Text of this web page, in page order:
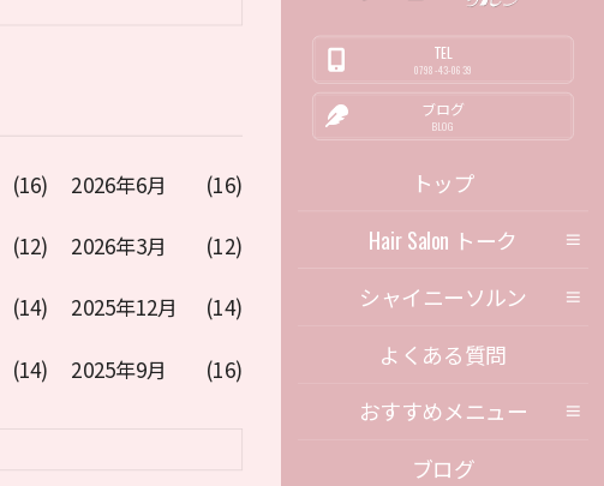
(16) 2026年6月 (16)
(12) 2026年3月 (12)
(14) 2025年12月 (14)
(14) 2025年9月 (16)
TEL
0798-43-0639
ブログ
BLOG
トップ
Hair Salon トーク
シャイニーソルン
よくある質問
おすすめメニュー
ブログ